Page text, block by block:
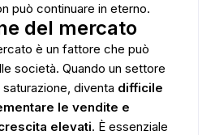
può continuare in eterno.
del mercato
è un fattore che può
società. Quando un settore
diventa difficile
le vendite e
elevati. È essenziale